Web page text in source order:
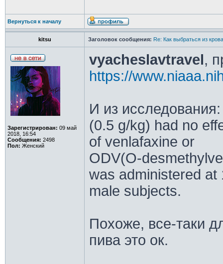
Вернуться к началу
kitsu Заголовок сообщения: Re: Как выбраться из
Зарегистрирован: 09 май
2018, 16:54
Сообщения: 2498
Пол: Женский
vyacheslavtravel,
https://
И из
(0.5 g/kg) had no
of venlafaxine or
ODV(O-
was administered at
male subjects.
Похоже, все-таки
пива это ок.